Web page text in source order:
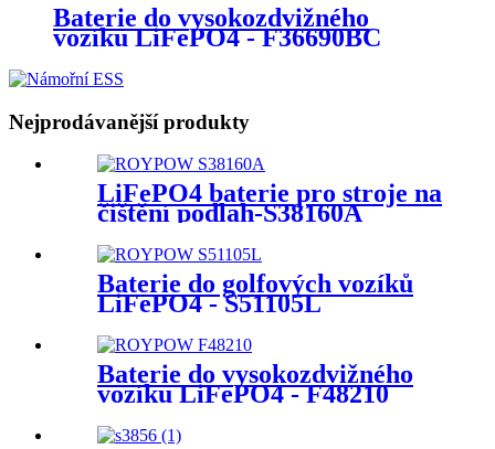
Baterie do vysokozdvižného
vozíku LiFePO4 - F36690BC
Nejprodávanější produkty
LiFePO4 baterie pro stroje na
čištění podlah-S38160A
Baterie do golfových vozíků
LiFePO4 - S51105L
Baterie do vysokozdvižného
vozíku LiFePO4 - F48210